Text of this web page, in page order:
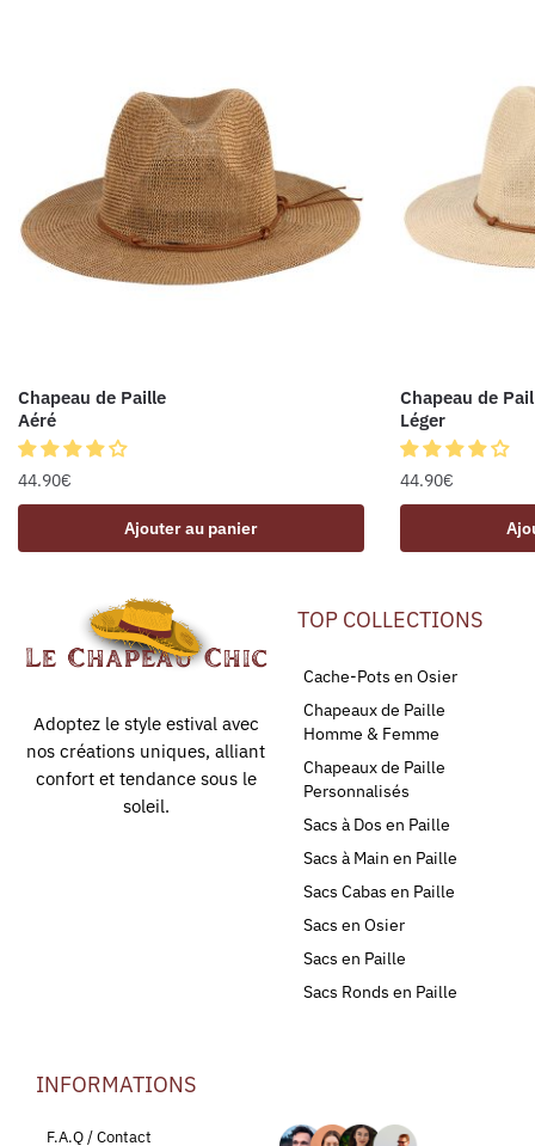
Chapeau de Paille
Aéré
44.90€
Ajouter au panier
Chapeau de
Léger
44.90€
Adoptez le style estival avec
nos créations uniques, alliant
confort et tendance sous le
soleil.
TOP COLLECTIONS
Cache-Pots en Osier
Chapeaux de Paille
Homme & Femme
Chapeaux de Paille
Personnalisés
Sacs à Dos en Paille
Sacs à Main en Paille
Sacs Cabas en Paille
Sacs en Osier
Sacs en Paille
Sacs Ronds en Paille
INFORMATIONS
F.A.Q / Contact